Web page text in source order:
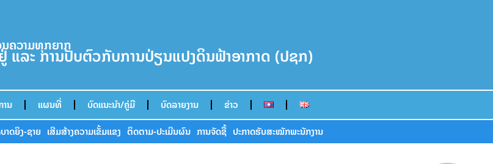
ຄວາມທຸກຍາກ
ແລະ ການປັບຕົວກັບການປ່ຽນແປງດິນຟ້າອາກາດ (ປຊກ)
ນ ແຜນທີ່ ບົດແນະນໍາ/ຄູ່ມື ບົດລາຍງານ
ຂ່າວ
ດຍິງ-ຊາຍ ເສີມສ້າງຄວາມເຂັ້ມແຂງ ຕິດຕາມ-ປະເມີນຜົນ ການຈັດຊື້ ປະກາດຮັບສະໝັກພະນັກງານ